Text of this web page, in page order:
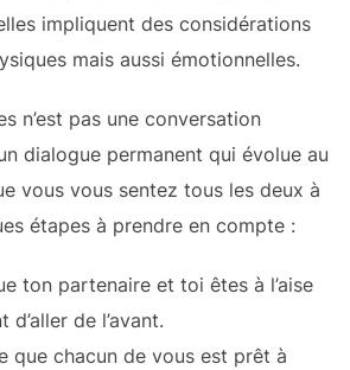
impliquent des considérations
mais aussi émotionnelles.
n’est pas une conversation
dialogue permanent qui évolue au
vous vous sentez tous les deux à
étapes à prendre en compte :
ton partenaire et toi êtes à l’aise
d’aller de l’avant.
que chacun de vous est prêt à